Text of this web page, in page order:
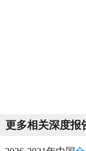
更多相关深度报